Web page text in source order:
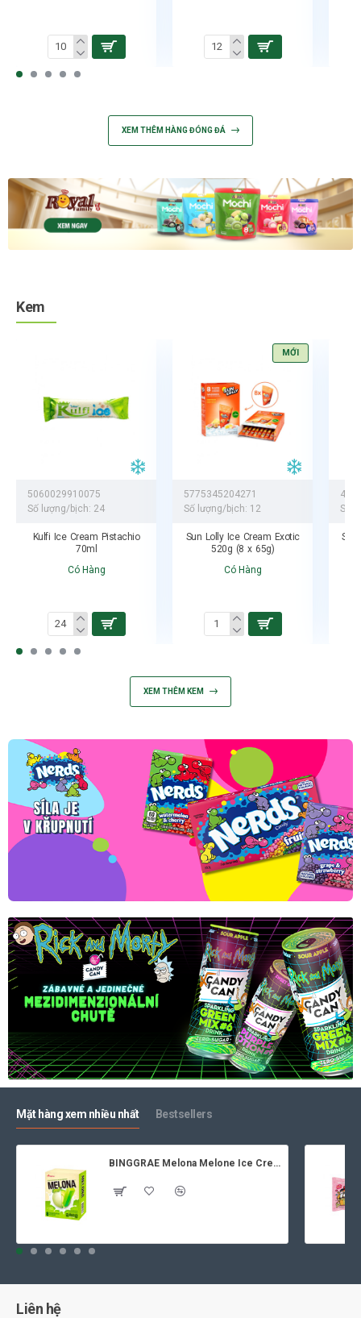
XEM THÊM HÀNG ĐÓNG ĐÁ
Kem
5060029910075
Số lượng/bịch: 24
Kulfi Ice Cream Pistachio
70ml
Có Hàng
MỚI
5775345204271
Số lượng/bịch: 12
Sun Lolly Ice Cream Exotic
520g (8 x 65g)
Có Hàng
Số
XEM THÊM KEM
Mặt hàng xem nhiều nhất Bestsellers
BINGGRAE Melona Melone Ice Cream 8x70ml
Liên hệ